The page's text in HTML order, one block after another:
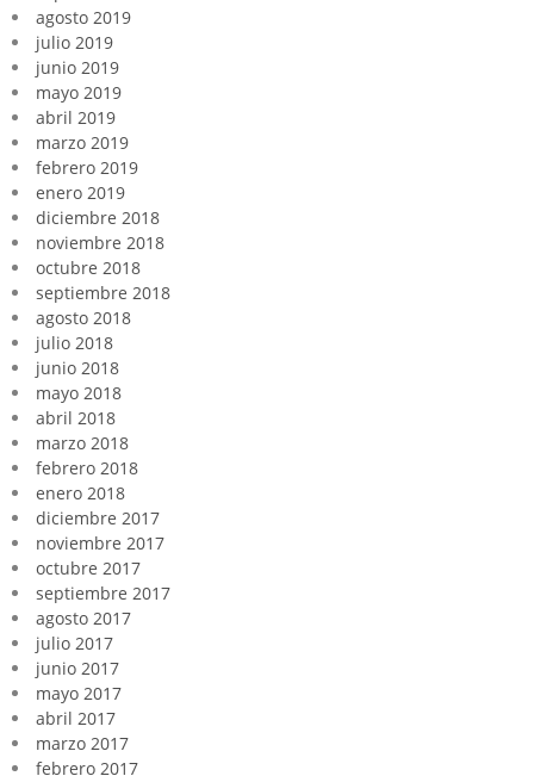
agosto 2019
julio 2019
junio 2019
mayo 2019
abril 2019
marzo 2019
febrero 2019
enero 2019
diciembre 2018
noviembre 2018
octubre 2018
septiembre 2018
agosto 2018
julio 2018
junio 2018
mayo 2018
abril 2018
marzo 2018
febrero 2018
enero 2018
diciembre 2017
noviembre 2017
octubre 2017
septiembre 2017
agosto 2017
julio 2017
junio 2017
mayo 2017
abril 2017
marzo 2017
febrero 2017